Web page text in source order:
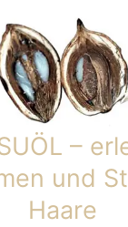
–
und
Haare